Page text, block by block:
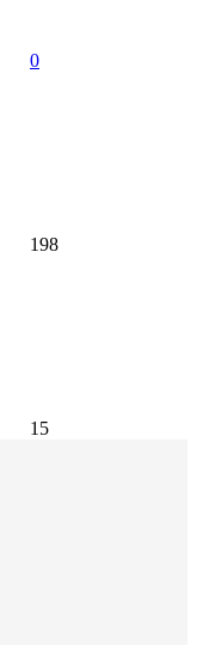
0
198
15